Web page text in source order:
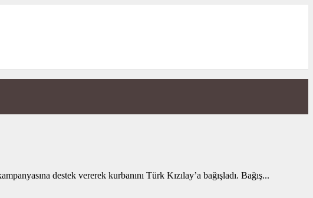
destek vererek kurbanını Türk Kızılay’a bağışladı. Bağış...